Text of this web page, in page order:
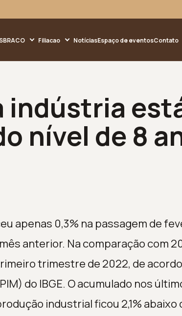
Filiacao NotíciasEspaço de eventosContato
indústria
nível de 8
apenas 0,3% na passagem de
anterior. Na comparação com
trimestre de 2022, de
do IBGE. O acumulado nos
industrial ficou 2,1%